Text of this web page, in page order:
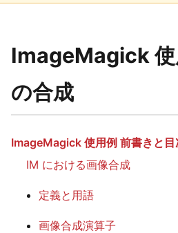
ImageMagick
の合成
ImageMagick 使用例 前書きと目
IM における画像合成
定義と用語
画像合成演算子